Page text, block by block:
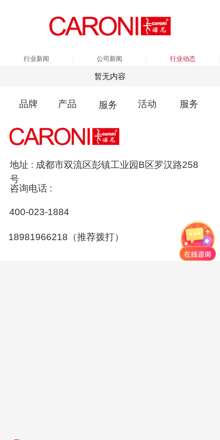
行业新闻 公司新闻 行业动态
暂无内容
18981966218（推荐拨打）
咨询电话 :
400-023-1884
地址 : 成都市双流区彭镇工业园B区罗汉路258
号
品牌 服务
活动
服务
产品